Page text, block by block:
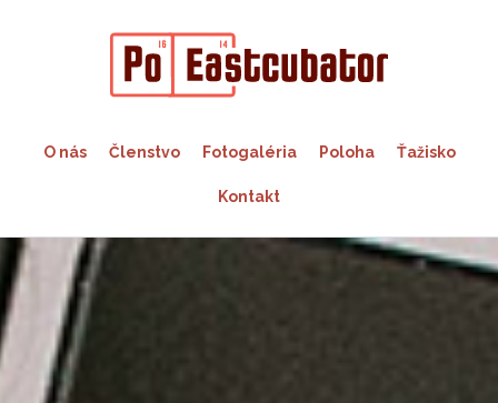
O nás Členstvo Fotogaléria Poloha Ťažisko
Kontakt